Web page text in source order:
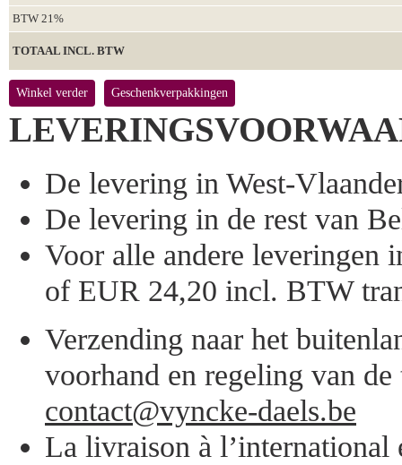
BTW 21%
TOTAAL INCL. BTW
Winkel verder Geschenkverpakkingen
De levering in West-
De levering in de rest van
Voor alle andere
of EUR 24,20 incl. BTW
Verzending naar het
voorhand en regeling van
contact@vyncke-daels.be
La livraison à l’international